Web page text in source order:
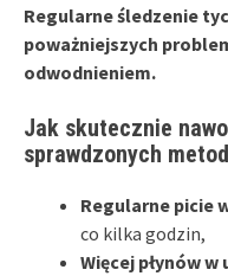
Regularne śledzenie
poważniejszych
odwodnieniem.
Jak skutecznie
sprawdzonych metod
Regularne picie
co kilka godzin,
Więcej płynów w